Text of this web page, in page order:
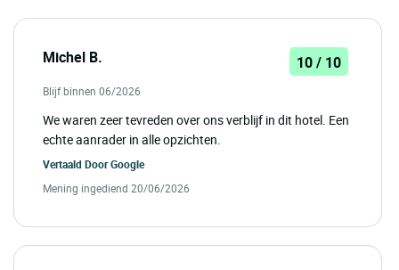
Michel B. 10 / 10
Blijf binnen 06/2026
We waren zeer tevreden over ons verblijf in dit hotel. Een
echte aanrader in alle opzichten.
Vertaald DoorGoogle
Mening ingediend 20/06/2026